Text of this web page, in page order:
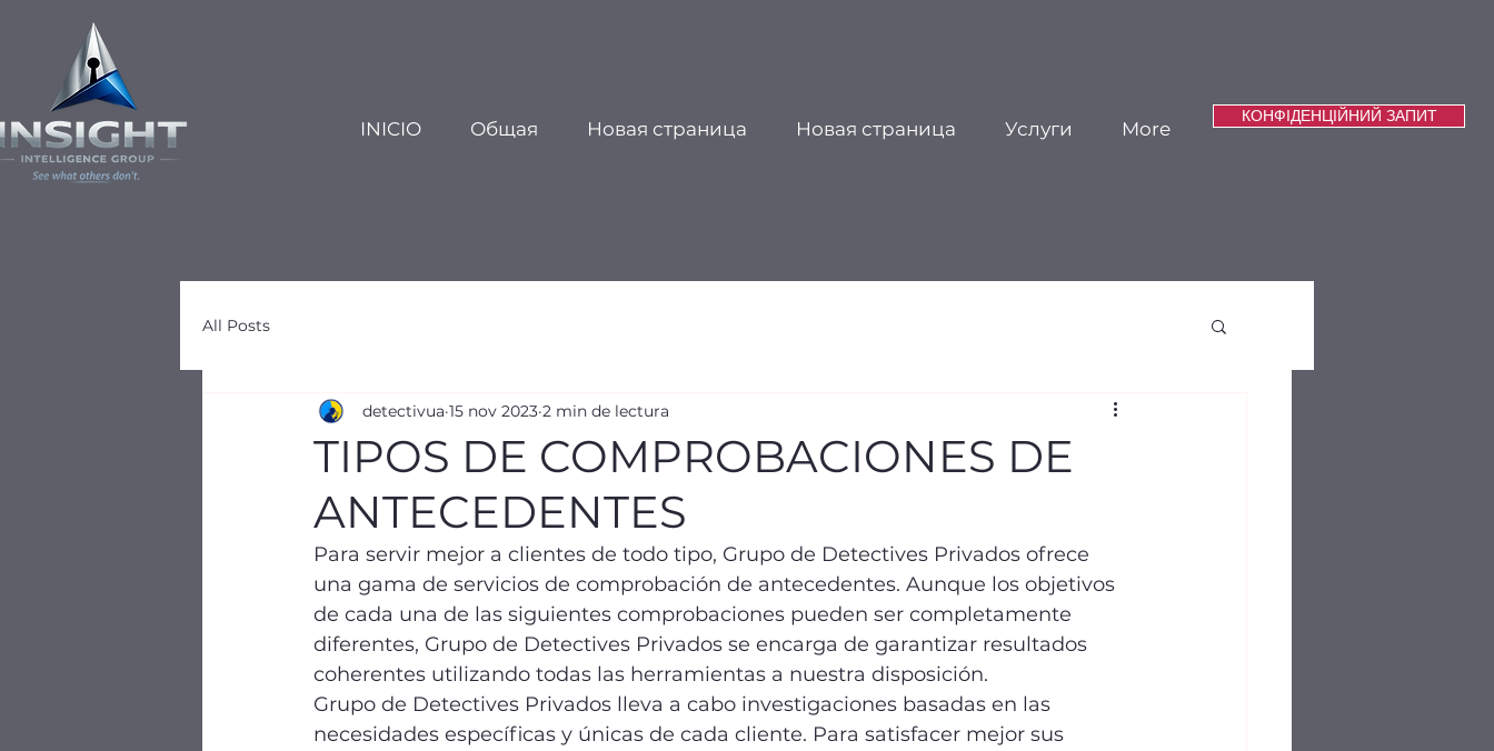
INICIO Общая Новая страница Новая страница Услуги More
КОНФІДЕНЦІЙНИЙ ЗАПИТ
All Posts
TIPOS DE COMPROBACIONES DE
ANTECEDENTES
detectivua 15 nov 2023 2 min de lectura
Para servir mejor a clientes de todo tipo, Grupo de Detectives Privados ofrece
una gama de servicios de comprobación de antecedentes. Aunque los objetivos
de cada una de las siguientes comprobaciones pueden ser completamente
diferentes, Grupo de Detectives Privados se encarga de garantizar resultados
coherentes utilizando todas las herramientas a nuestra disposición.
Grupo de Detectives Privados lleva a cabo investigaciones basadas en las
necesidades específicas y únicas de cada cliente. Para satisfacer mejor sus